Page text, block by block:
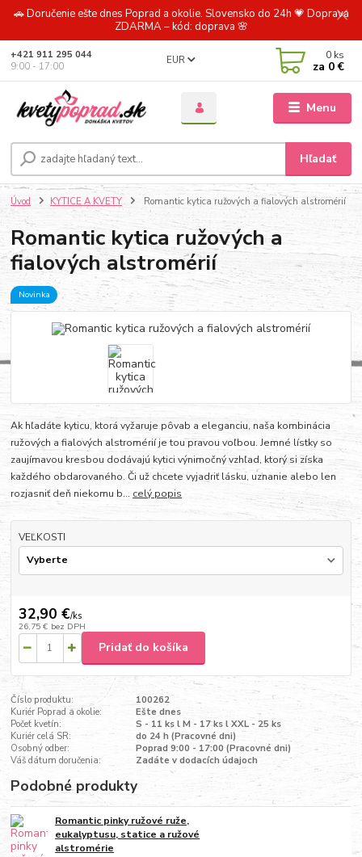
🚗 Doručenie ešte dnes Poprad a okolie. Slovensko do 24h 💗 Doprava
ZDARMA – kód: doprava 🌸
Menu
EUR
Hľadať
+421 911 295 044
9:00 - 17:00
0 ks
za 0 €
Úvod KYTICE A KVETY Romantic kytica ružových a fialových alstromérií
Romantic kytica ružových a
fialových alstromérií
Novinka
Ak hľadáte kyticu, ktorá vyžaruje pôvab a eleganciu, naša kombinácia
ružových a fialových alstromérií je tou pravou voľbou. Jemné lístky so
zaujímavou kresbou dodávajú kytici výnimočný vzhľad, ktorý si získa
každého obdarovaného. Či už chcete vyjadriť lásku, uznanie alebo len
rozjasniť deň niekomu b... celý popis
VEĽKOSTI
32,90 €/ks
26,75 € bez DPH
Pridať do košíka
Číslo produktu:
100262
Kuriér Poprad a okolie:
Ešte dnes
Počet kvetín:
S - 11 ks l M - 17 ks l XXL - 25 ks
Kuriér celá SR:
do 24 h (Pracovné dni)
Osobný odber:
Poprad 9:00 - 17:00 (Pracovné dni)
Váš dátum doručenia:
Zadáte v dodacích údajoch
Podobné produkty
Romantic pinky ružové ruže,
eukalyptusu, statice a ružové
alstromérie